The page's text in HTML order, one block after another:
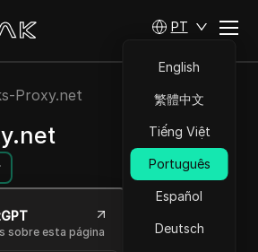
PT
English
繁體中文
Tiếng Việt
Português
Español
Deutsch
Proxy.net
sobre esta página
e de alta qualidade para